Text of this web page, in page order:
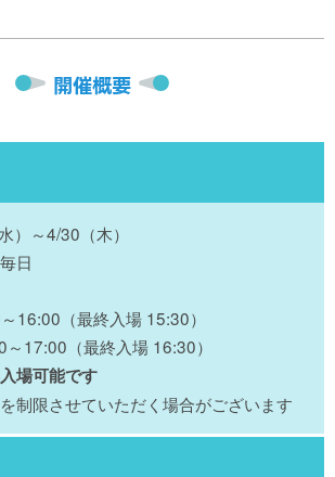
開催概要
）～4/30（木）
日
16:00（最終入場 15:30）
～17:00（最終入場 16:30）
場可能です
制限させていただく場合がございます